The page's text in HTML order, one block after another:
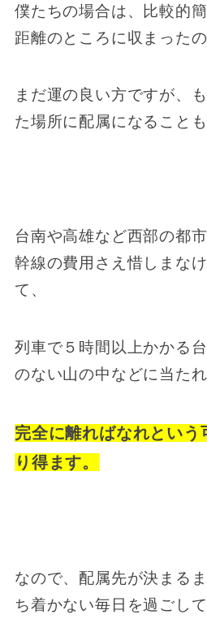
僕たちの場合は、比較的
距離のところに収まった
まだ運の良い方ですが、
た場所に配属になることも
台南や高雄など西部の都
幹線の費用さえ惜しまな
て、
列車で５時間以上かかる
のない山の中などに当たれ
完全に離ればなれという
り得ます。
なので、配属先が決まる
ち着かない毎日を過ごし